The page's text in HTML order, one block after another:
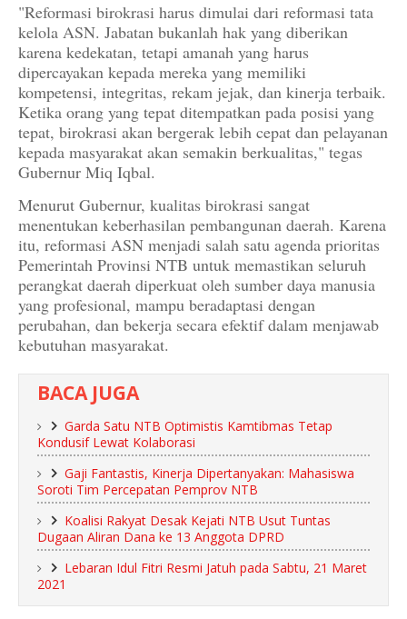
"Reformasi birokrasi harus dimulai dari reformasi tata
kelola ASN. Jabatan bukanlah hak yang diberikan
karena kedekatan, tetapi amanah yang harus
dipercayakan kepada mereka yang memiliki
kompetensi, integritas, rekam jejak, dan kinerja terbaik.
Ketika orang yang tepat ditempatkan pada posisi yang
tepat, birokrasi akan bergerak lebih cepat dan pelayanan
kepada masyarakat akan semakin berkualitas," tegas
Gubernur Miq Iqbal.
Menurut Gubernur, kualitas birokrasi sangat
menentukan keberhasilan pembangunan daerah. Karena
itu, reformasi ASN menjadi salah satu agenda prioritas
Pemerintah Provinsi NTB untuk memastikan seluruh
perangkat daerah diperkuat oleh sumber daya manusia
yang profesional, mampu beradaptasi dengan
perubahan, dan bekerja secara efektif dalam menjawab
kebutuhan masyarakat.
BACA JUGA
Garda Satu NTB Optimistis Kamtibmas Tetap
Kondusif Lewat Kolaborasi
Gaji Fantastis, Kinerja Dipertanyakan: Mahasiswa
Soroti Tim Percepatan Pemprov NTB
Koalisi Rakyat Desak Kejati NTB Usut Tuntas
Dugaan Aliran Dana ke 13 Anggota DPRD
Lebaran Idul Fitri Resmi Jatuh pada Sabtu, 21 Maret
2021